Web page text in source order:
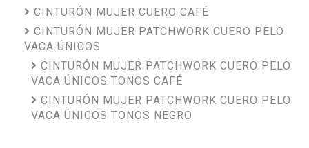
CINTURÓN MUJER CUERO CAFÉ
CINTURÓN MUJER PATCHWORK CUERO PELO
VACA ÚNICOS
CINTURÓN MUJER PATCHWORK CUERO PELO
VACA ÚNICOS TONOS CAFÉ
CINTURÓN MUJER PATCHWORK CUERO PELO
VACA ÚNICOS TONOS NEGRO